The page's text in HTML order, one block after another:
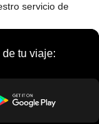
servicio de
tu viaje: